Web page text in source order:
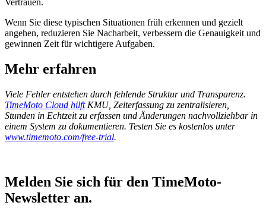
Wenn Sie diese typischen Situationen früh erkennen und gezielt
angehen, reduzieren Sie Nacharbeit, verbessern die Genauigkeit und
gewinnen Zeit für wichtigere Aufgaben.
Mehr erfahren
Viele Fehler entstehen durch fehlende Struktur und Transparenz.
TimeMoto Cloud hilftKMU, Zeiterfassung zu zentralisieren,
Stunden in Echtzeit zu erfassen und Änderungen nachvollziehbar in
einem System zu dokumentieren. Testen Sie es kostenlos unter
www.timemoto.com/free-trial.
Melden Sie sich für den TimeMoto-
Newsletter an.